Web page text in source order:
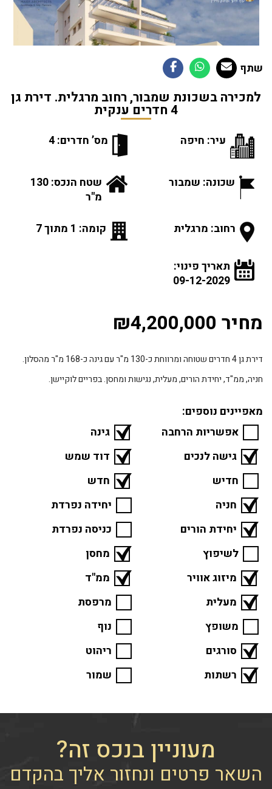
למכירה בשכונת שמבור, רחוב מרגלית. דירת גן
4 חדרים ענקית
עיר: חיפה מס’ חדרים: 4
שכונה: שמבור
שטח הנכס: 130
מ"ר
רחוב: מרגלית קומה: 1 מתוך 7
תאריך פינוי:
09-12-2029
מחיר ₪4,200,000
דירת גן 4 חדרים שטוחה ומרווחת כ-130 מ"ר עם גינה כ-168 מ"ר מהסלון.
חניה, ממ"ד, יחידת הורים, מעלית, נגישות ומחסן. בפריים לוקיישן.
שתף
מאפיינים נוספים:
אפשריות הרחבה
גינה
גישה לנכים
דוד שמש
חדיש
חדש
חניה
יחידה נפרדת
יחידת הורים
כניסה נפרדת
לשיפוץ
מחסן
מיזוג אוויר
ממ"ד
מעלית
מרפסת
משופץ
נוף
סורגים
ריהוט
רשתות
שמור
מעוניין בנכס זה?
השאר פרטים ונחזור אליך בהקדם